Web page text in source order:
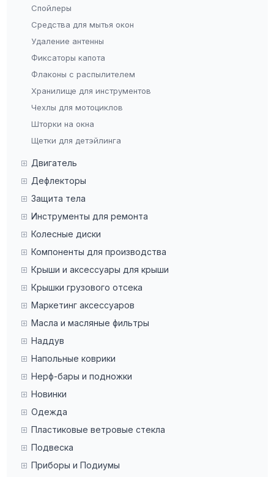
Спойлеры
Средства для мытья окон
Удаление антенны
Фиксаторы капота
Флаконы с распылителем
Хранилище для инструментов
Чехлы для мотоциклов
Шторки на окна
Щетки для детэйлинга
Двигатель
Дефлекторы
Защита тела
Инструменты для ремонта
Колесные диски
Компоненты для производства
Крыши и аксессуары для крыши
Крышки грузового отсека
Маркетинг аксессуаров
Масла и масляные фильтры
Наддув
Напольные коврики
Нерф-бары и подножки
Новинки
Одежда
Пластиковые ветровые стекла
Подвеска
Приборы и Подиумы